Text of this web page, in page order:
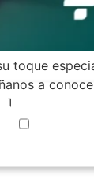
toque
a